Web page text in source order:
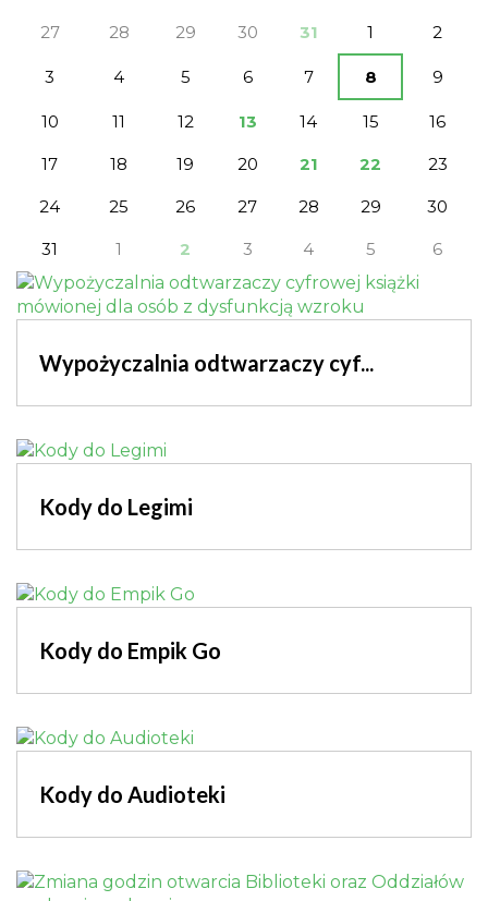
27 28 29 30 31 1 2
3 4 5 6 7 8 9
10 11 12 13 14 15 16
17 18 19 20 21 22 23
24 25 26 27 28 29 30
31 1 2 3 4 5 6
Wypożyczalnia odtwarzaczy cyf...
Kody do Legimi
Kody do Empik Go
Kody do Audioteki